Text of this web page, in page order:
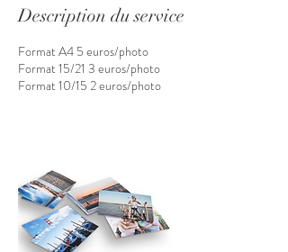
Description du service
Format A4 5 euros/photo
Format 15/21 3 euros/photo
Format 10/15 2 euros/photo